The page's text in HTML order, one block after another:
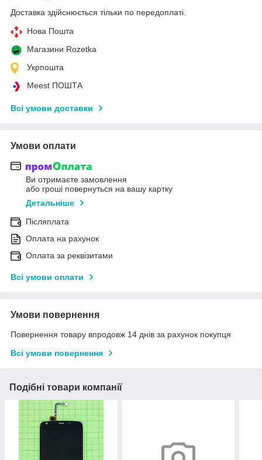
Доставка здійснюється тільки по передоплаті.
Нова Пошта
Магазини Rozetka
Укрпошта
Meest ПОШТА
Всі умови доставки
Умови оплати
Ви отримаєте замовлення
або гроші повернуться на вашу картку
Детальніше
Післяплата
Оплата на рахунок
Оплата за реквізитами
Всі умови оплати
Умови повернення
Повернення товару впродовж 14 днів за рахунок покупця
Всі умови повернення
Подібні товари компанії